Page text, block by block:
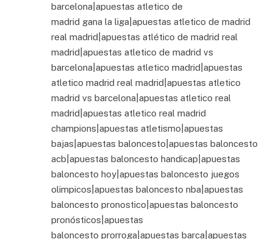
barcelona|apuestas atletico de
madrid gana la liga|apuestas atletico de madrid
real madrid|apuestas atlético de madrid real
madrid|apuestas atletico de madrid vs
barcelona|apuestas atletico madrid|apuestas
atletico madrid real madrid|apuestas atletico
madrid vs barcelona|apuestas atletico real
madrid|apuestas atletico real madrid
champions|apuestas atletismo|apuestas
bajas|apuestas baloncesto|apuestas baloncesto
acb|apuestas baloncesto handicap|apuestas
baloncesto hoy|apuestas baloncesto juegos
olimpicos|apuestas baloncesto nba|apuestas
baloncesto pronostico|apuestas baloncesto
pronósticos|apuestas
baloncesto prorroga|apuestas barca|apuestas